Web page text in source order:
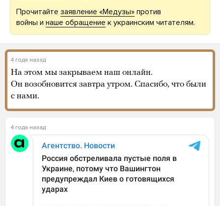
Прочитайте заявление «Медузы» против
войны и наше обращение к украинским читателям.
4 года назад
На этом мы закрываем наш онлайн.
Он возобновится завтра утром. Спасибо, что были
с нами.
4 года назад